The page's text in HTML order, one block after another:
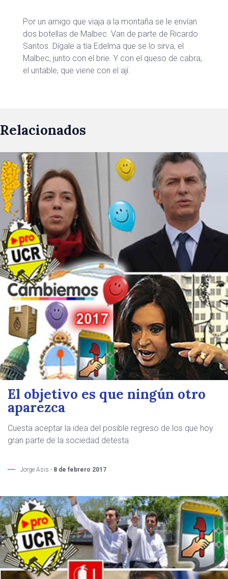
Por un amigo que viaja a la montaña se le envían
dos botellas de Malbec. Van de parte de Ricardo
Santos. Dígale a tía Edelma que se lo sirva, el
Malbec, junto con el brie. Y con el queso de cabra,
el untable, que viene con el ají.
Relacionados
El objetivo es que ningún otro
aparezca
Cuesta aceptar la idea del posible regreso de los que hoy
gran parte de la sociedad detesta.
Jorge Asis - 8 de febrero 2017